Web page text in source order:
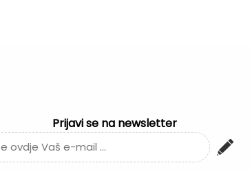
Prijavi se na newsletter